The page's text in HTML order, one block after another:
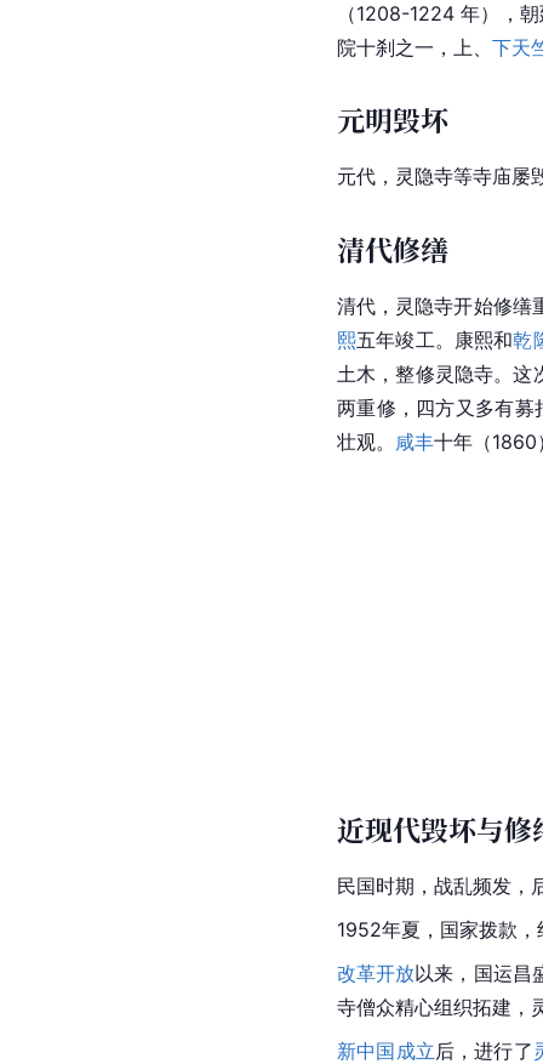
（1208-1224 年），
院十刹之一，上、 下天
元明毁坏
元代，灵隐寺等寺庙屡
清代修缮
清代，灵隐寺开始修缮
熙五年竣工。康熙和乾
土木，整修灵隐寺。这
两重修，四方又多有募
壮观。 咸丰十年（1860
近现代毁坏与修
民国时期 ，战乱频发，
1952年夏，国家拨款，
改革开放以来，国运昌
寺僧众精心组织拓建，
新中国成立后，进行了